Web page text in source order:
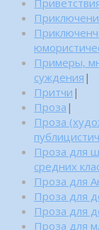
Примеры,
суждения |
Притчи |
Проза |
Проза
Проза для
средних
Проза для
Проза для
Проза для
Проза для